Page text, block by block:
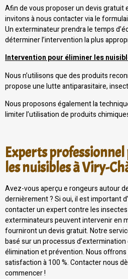
Afin de vous proposer un devis gratuit
invitons à nous contacter via le
Un exterminateur prendra le temps
déterminer l’intervention la plus
Intervention pour éliminer les
Nous n’utilisons que des produits
propose une lutte antiparasitaire,
Nous proposons également la
limiter l’utilisation de produits
Experts
les nuisibles à Viry-
Avez-vous aperçu e rongeurs autour
dernièrement ? Si oui, il est important
contacter un expert contre les
exterminateurs peuvent intervenir en
fourniront un devis gratuit. Notre
basé sur un processus
élimination et prévention. Nous
satisfaction à 100 %. Contacter nous
commencer !